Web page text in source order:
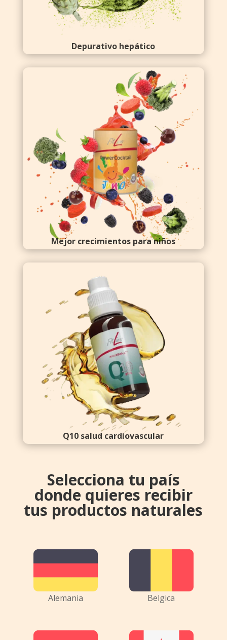
Depurativo hepático
Mejor crecimientos para niños
Q10 salud cardiovascular
Selecciona tu país
donde quieres recibir
tus productos naturales
Alemania Belgica